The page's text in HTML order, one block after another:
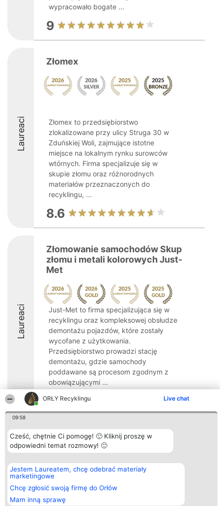
ORŁY Recyklingu Live chat
09:58
Cześć, chętnie Ci pomogę! 🙂 Kliknij proszę w
odpowiedni temat rozmowy! 🙂
Jestem Laureatem, chcę odebrać materiały
marketingowe
Chcę zgłosić swoją firmę do Orłów
Mam inną sprawę
wypracowało bogate ...
9
Laureaci
Złomex
Złomex to przedsiębiorstwo
zlokalizowane przy ulicy Struga 30 w
Zduńskiej Woli, zajmujące istotne
miejsce na lokalnym rynku surowców
wtórnych. Firma specjalizuje się w
skupie złomu oraz różnorodnych
materiałów przeznaczonych do
recyklingu, ...
8.6
Laureaci
Złomowanie samochodów Skup
złomu i metali kolorowych Just-
Met
Just-Met to firma specjalizująca się w
recyklingu oraz kompleksowej obsłudze
demontażu pojazdów, które zostały
wycofane z użytkowania.
Przedsiębiorstwo prowadzi stację
demontażu, gdzie samochody
poddawane są procesom zgodnym z
obowiązującymi ...
9.7
Organizator plebiscytu
Bright Side Solutions sp. z o.
o. sp. k.
Wrocław 50-079
KRS 0000749100 | Regon
381313360 | NIP 8943132676
+48 508 492 400
Plebiscyt
Laureaci
Lista
Laureatów
Zasady
Polityka
Kontakt